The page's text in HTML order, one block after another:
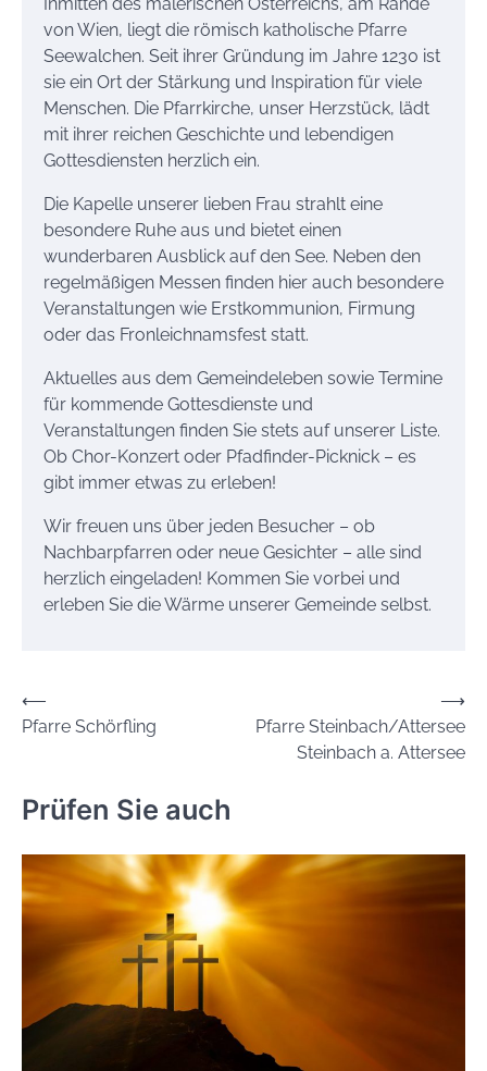
von Wien, liegt die römisch katholische Pfarre
Seewalchen. Seit ihrer Gründung im Jahre 1230 ist
sie ein Ort der Stärkung und Inspiration für viele
Menschen. Die Pfarrkirche, unser Herzstück, lädt
mit ihrer reichen Geschichte und lebendigen
Gottesdiensten herzlich ein.
Die Kapelle unserer lieben Frau strahlt eine
besondere Ruhe aus und bietet einen
wunderbaren Ausblick auf den See. Neben den
regelmäßigen Messen finden hier auch besondere
Veranstaltungen wie Erstkommunion, Firmung
oder das Fronleichnamsfest statt.
Aktuelles aus dem Gemeindeleben sowie Termine
für kommende Gottesdienste und
Veranstaltungen finden Sie stets auf unserer Liste.
Ob Chor-Konzert oder Pfadfinder-Picknick – es
gibt immer etwas zu erleben!
Wir freuen uns über jeden Besucher – ob
Nachbarpfarren oder neue Gesichter – alle sind
herzlich eingeladen! Kommen Sie vorbei und
erleben Sie die Wärme unserer Gemeinde selbst.
Beitrags-
Navigation
⟵
Pfarre Schörfling
Pfarre Steinbach/Attersee
Steinbach a. Attersee
⟶
Prüfen Sie auch